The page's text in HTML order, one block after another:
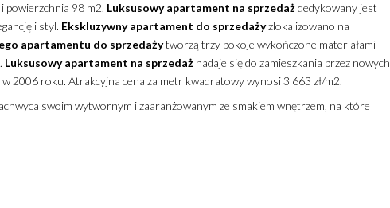
powierzchnia 98 m2. Luksusowy apartament na sprzedażdedykowany jest
i styl. Ekskluzywny apartament do sprzedażyzlokalizowano na
apartamentu do sprzedażytworzą trzy pokoje wykończone materiałami
Luksusowy apartament na sprzedażnadaje się do zamieszkania przez nowych
2006 roku. Atrakcyjna cena za metr kwadratowy wynosi 3 663 zł/m2.
swoim wytwornym i zaaranżowanym ze smakiem wnętrzem, na które